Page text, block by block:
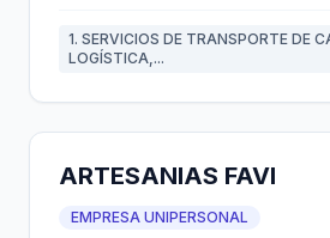
1. SERVICIOS DE TRANSPORTE DE
LOGÍSTICA,...
ARTESANIAS FAVI
EMPRESA UNIPERSONAL